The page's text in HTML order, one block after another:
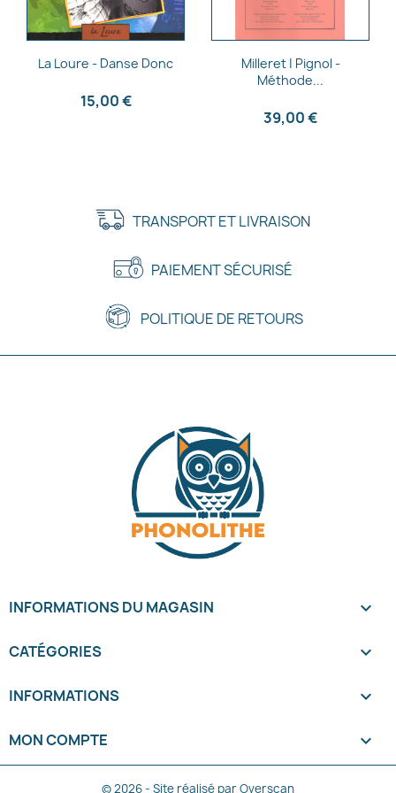
Aperçu rapide
La Loure - Danse Donc
15,00 €
Aperçu rapide
Milleret | Pignol -
Méthode...
39,00 €
TRANSPORT ET LIVRAISON
PAIEMENT SÉCURISÉ
POLITIQUE DE RETOURS
INFORMATIONS DU MAGASIN keyboard_arrow_down
CATÉGORIES 
INFORMATIONS 
MON COMPTE 
© 2026 - Site réalisé par Overscan